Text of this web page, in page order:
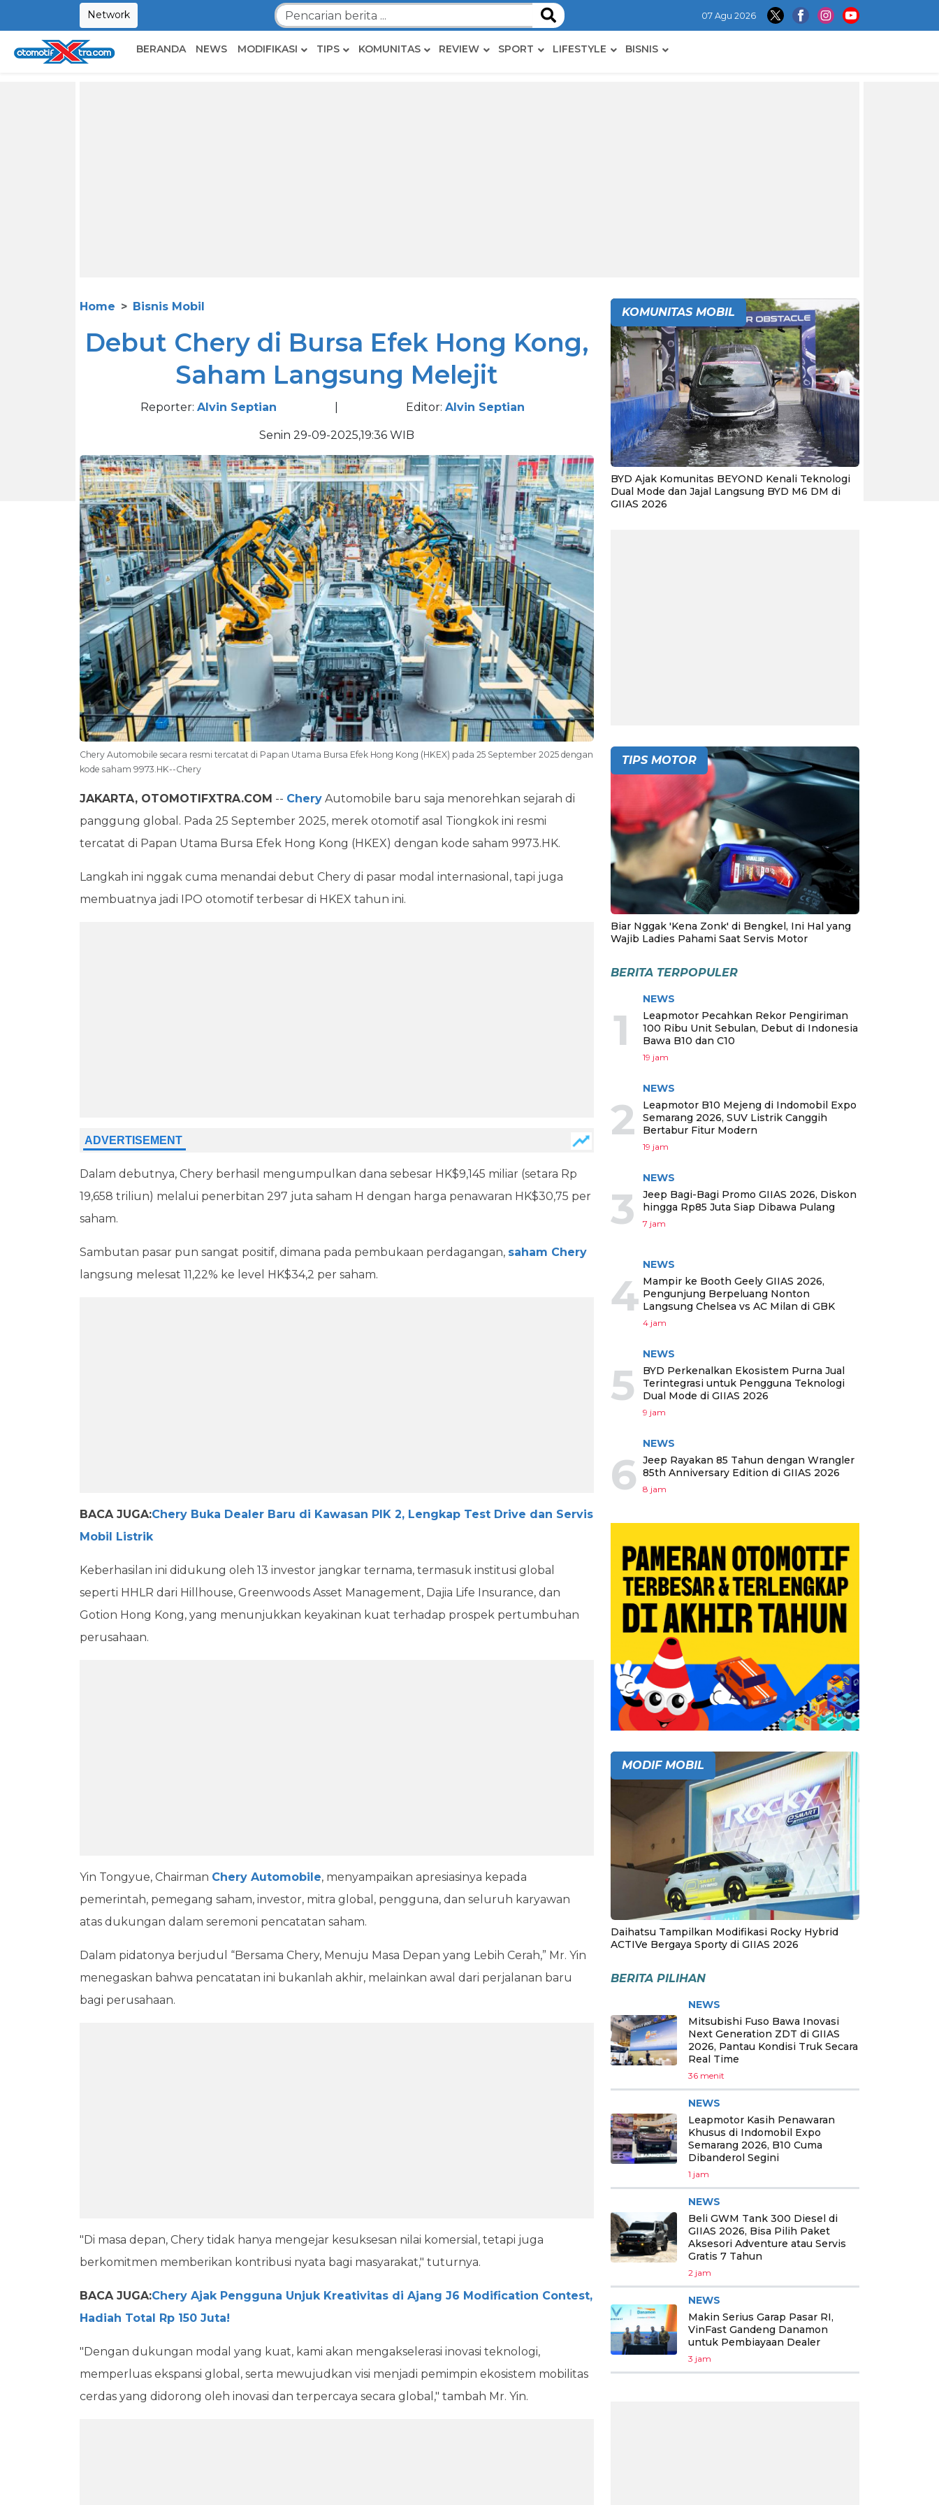
Network 07 Agu 2026
BERANDA NEWS MODIFIKASI TIPS KOMUNITAS REVIEW SPORT LIFESTYLE BISNIS
Home Bisnis Mobil
Debut Chery di Bursa Efek Hong Kong,
Saham Langsung Melejit
Reporter: Alvin Septian Editor: Alvin Septian
Senin 29-09-2025,19:36 WIB
Chery Automobile secara resmi tercatat di Papan Utama Bursa Efek Hong Kong (HKEX) pada 25 September 2025 dengan
kode saham 9973.HK--Chery
JAKARTA, OTOMOTIFXTRA.COM -- Chery Automobile baru saja menorehkan sejarah di
panggung global. Pada 25 September 2025, merek otomotif asal Tiongkok ini resmi
tercatat di Papan Utama Bursa Efek Hong Kong (HKEX) dengan kode saham 9973.HK.
Langkah ini nggak cuma menandai debut Chery di pasar modal internasional, tapi juga
membuatnya jadi IPO otomotif terbesar di HKEX tahun ini.
Dalam debutnya, Chery berhasil mengumpulkan dana sebesar HK$9,145 miliar (setara Rp
19,658 triliun) melalui penerbitan 297 juta saham H dengan harga penawaran HK$30,75 per
saham.
Sambutan pasar pun sangat positif, dimana pada pembukaan perdagangan, saham Chery
langsung melesat 11,22% ke level HK$34,2 per saham.
BACA JUGA:Chery Buka Dealer Baru di Kawasan PIK 2, Lengkap Test Drive dan Servis
Mobil Listrik
Keberhasilan ini didukung oleh 13 investor jangkar ternama, termasuk institusi global
seperti HHLR dari Hillhouse, Greenwoods Asset Management, Dajia Life Insurance, dan
Gotion Hong Kong, yang menunjukkan keyakinan kuat terhadap prospek pertumbuhan
perusahaan.
Yin Tongyue, Chairman Chery Automobile, menyampaikan apresiasinya kepada
pemerintah, pemegang saham, investor, mitra global, pengguna, dan seluruh karyawan
atas dukungan dalam seremoni pencatatan saham.
Dalam pidatonya berjudul “Bersama Chery, Menuju Masa Depan yang Lebih Cerah,” Mr. Yin
menegaskan bahwa pencatatan ini bukanlah akhir, melainkan awal dari perjalanan baru
bagi perusahaan.
"Di masa depan, Chery tidak hanya mengejar kesuksesan nilai komersial, tetapi juga
berkomitmen memberikan kontribusi nyata bagi masyarakat," tuturnya.
BACA JUGA:Chery Ajak Pengguna Unjuk Kreativitas di Ajang J6 Modification Contest,
Hadiah Total Rp 150 Juta!
"Dengan dukungan modal yang kuat, kami akan mengakselerasi inovasi teknologi,
memperluas ekspansi global, serta mewujudkan visi menjadi pemimpin ekosistem mobilitas
cerdas yang didorong oleh inovasi dan terpercaya secara global," tambah Mr. Yin.
KOMUNITAS MOBIL
BYD Ajak Komunitas BEYOND Kenali Teknologi
Dual Mode dan Jajal Langsung BYD M6 DM di
GIIAS 2026
TIPS MOTOR
Biar Nggak 'Kena Zonk' di Bengkel, Ini Hal yang
Wajib Ladies Pahami Saat Servis Motor
BERITA TERPOPULER
1
NEWS
Leapmotor Pecahkan Rekor Pengiriman
100 Ribu Unit Sebulan, Debut di Indonesia
Bawa B10 dan C10
19 jam
2
NEWS
Leapmotor B10 Mejeng di Indomobil Expo
Semarang 2026, SUV Listrik Canggih
Bertabur Fitur Modern
19 jam
3
NEWS
Jeep Bagi-Bagi Promo GIIAS 2026, Diskon
hingga Rp85 Juta Siap Dibawa Pulang
7 jam
4
NEWS
Mampir ke Booth Geely GIIAS 2026,
Pengunjung Berpeluang Nonton
Langsung Chelsea vs AC Milan di GBK
4 jam
5
NEWS
BYD Perkenalkan Ekosistem Purna Jual
Terintegrasi untuk Pengguna Teknologi
Dual Mode di GIIAS 2026
9 jam
6
NEWS
Jeep Rayakan 85 Tahun dengan Wrangler
85th Anniversary Edition di GIIAS 2026
8 jam
MODIF MOBIL
Daihatsu Tampilkan Modifikasi Rocky Hybrid
ACTIVe Bergaya Sporty di GIIAS 2026
BERITA PILIHAN
NEWS
Mitsubishi Fuso Bawa Inovasi
Next Generation ZDT di GIIAS
2026, Pantau Kondisi Truk Secara
Real Time
36 menit
NEWS
Leapmotor Kasih Penawaran
Khusus di Indomobil Expo
Semarang 2026, B10 Cuma
Dibanderol Segini
1 jam
NEWS
Beli GWM Tank 300 Diesel di
GIIAS 2026, Bisa Pilih Paket
Aksesori Adventure atau Servis
Gratis 7 Tahun
2 jam
NEWS
Makin Serius Garap Pasar RI,
VinFast Gandeng Danamon
untuk Pembiayaan Dealer
3 jam